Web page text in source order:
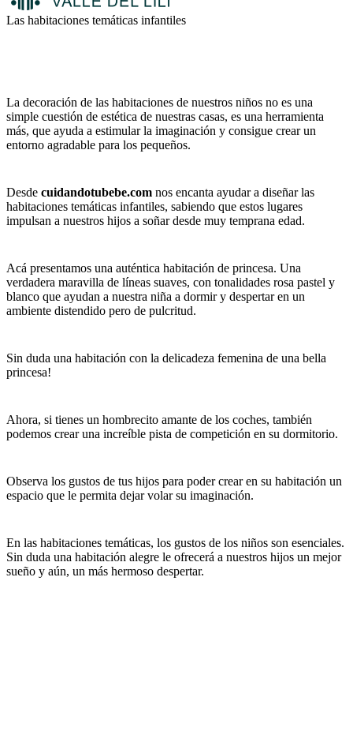
Las habitaciones temáticas infantiles
La decoración de las habitaciones de nuestros niños no es una
simple cuestión de estética de nuestras casas, es una herramienta
más, que ayuda a estimular la imaginación y consigue crear un
entorno agradable para los pequeños.
Desde cuidandotubebe.com nos encanta ayudar a diseñar las
habitaciones temáticas infantiles, sabiendo que estos lugares
impulsan a nuestros hijos a soñar desde muy temprana edad.
Acá presentamos una auténtica habitación de princesa. Una
verdadera maravilla de líneas suaves, con tonalidades rosa pastel y
blanco que ayudan a nuestra niña a dormir y despertar en un
ambiente distendido pero de pulcritud.
Sin duda una habitación con la delicadeza femenina de una bella
princesa!
Ahora, si tienes un hombrecito amante de los coches, también
podemos crear una increíble pista de competición en su dormitorio.
Observa los gustos de tus hijos para poder crear en su habitación un
espacio que le permita dejar volar su imaginación.
En las habitaciones temáticas, los gustos de los niños son esenciales.
Sin duda una habitación alegre le ofrecerá a nuestros hijos un mejor
sueño y aún, un más hermoso despertar.